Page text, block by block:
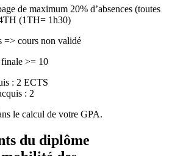
de maximum 20% d’absences (toutes
(1TH= 1h30)
=> cours non validé
>= 10
: 2 ECTS
: 2
le calcul de votre GPA.
du diplôme